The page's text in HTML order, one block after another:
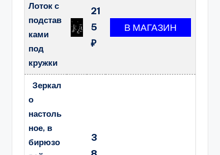
Лоток с
подстав
ками
под
кружки
21
5
₽
Зеркал
о
настоль
ное, в
бирюзо
3